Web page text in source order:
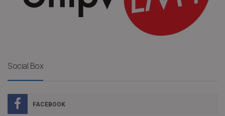
Social Box
FACEBOOK